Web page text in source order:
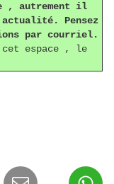
, autrement il
Pensez
par courriel.
cet espace , le